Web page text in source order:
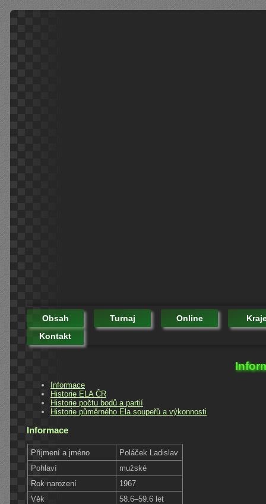
Obsah Turnaj Online
Kontakt
Informace
Historie ELA ČR
Historie počtu bodů a partií
Historie půměrného Ela soupeřů a výkonnosti
Informace
Příjmení a jméno
Poláček Ladislav
Pohlaví
mužské
Rok narození
1967
Věk
58.6–59.6 let